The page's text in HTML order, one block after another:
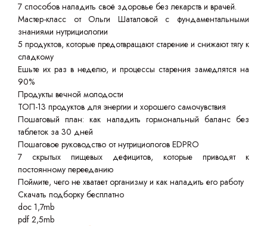
7 способов наладить своё здоровье без лекарств и врачей.
Мастер-класс от Ольги Шаталовой с фундаментальными
знаниями нутрициологии
5 продуктов, которые предотвращают старение и снижают тягу к
сладкому
Ешьте их раз в неделю, и процессы старения замедлятся на
90%
Продукты вечной молодости
ТОП-13 продуктов для энергии и хорошего самочувствия
Пошаговый план: как наладить гормональный баланс без
таблеток за 30 дней
Пошаговое руководство от нутрициологов EDPRO
7 скрытых пищевых дефицитов, которые приводят к
постоянному перееданию
Поймите, чего не хватает организму и как наладить его работу
Скачать подборку бесплатно
doc 1,7mb
pdf 2,5mb